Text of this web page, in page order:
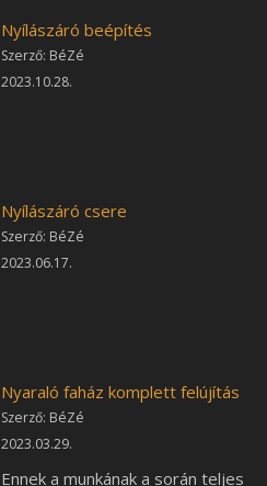
Nyílászáró beépítés
Szerző: BéZé
2023.10.28.
Nyílászáró csere
Szerző: BéZé
2023.06.17.
Nyaraló faház komplett felújítás
Szerző: BéZé
2023.03.29.
Ennek a munkának a során teljes